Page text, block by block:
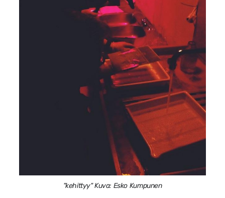
"kehittyy" Kuva: Esko Kumpunen